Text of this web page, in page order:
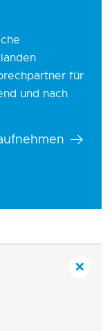
für
und nach